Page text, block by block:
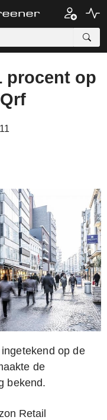
procent op
op de
de
bekend.
Retail